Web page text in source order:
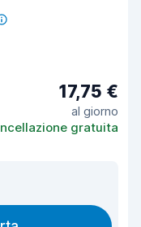
17,75 €
al giorno
gratuita